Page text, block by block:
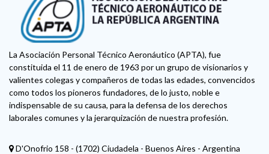
La Asociación Personal Técnico Aeronáutico (APTA), fue
constituida el 11 de enero de 1963 por un grupo de visionarios y
valientes colegas y compañeros de todas las edades, convencidos
como todos los pioneros fundadores, de lo justo, noble e
indispensable de su causa, para la defensa de los derechos
laborales comunes y la jerarquización de nuestra profesión.
D'Onofrio 158 - (1702) Ciudadela - Buenos Aires - Argentina